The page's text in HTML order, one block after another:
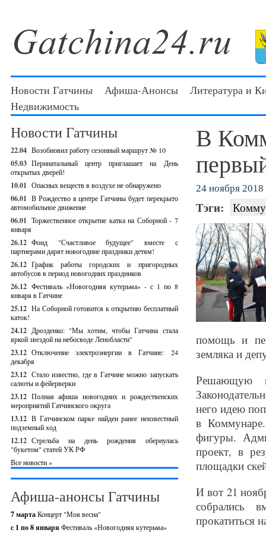
Новости Гатчины Афиша-Анонсы
Литература и
Недвижимость
Новости Гатчины
22.04 Возобновил работу сезонный маршрут № 10
05.03 Перинатальный центр приглашает на День
открытых дверей!
10.01 Опасных веществ в воздухе не обнаружено
06.01 В Рождество в центре Гатчины будет перекрыто
автомобильное движение
06.01 Торжественное открытие катка на Соборной - 7
января
26.12 Фонд "Счастливое будущее" вместе с
партнерами дарят новогодние праздники детям!
26.12 График работы городских и пригородных
автобусов в период новогодних праздников
26.12 Фестиваль «Новогодняя кутерьма» - с 1 по 8
января в Гатчине
25.12 На Соборной готовится к открытию бесплатный
каток!
24.12 Дрозденко: "Мы хотим, чтобы Гатчина стала
яркой звездой на небосводе Ленобласти"
23.12 Отключение электроэнергии в Гатчине: 24
декабря
23.12 Стало известно, где в Гатчине можно запускать
салюты и фейерверки
23.12 Полная афиша новогодних и рождественских
мероприятий Гатчинского округа
13.12 В Гатчинском парке найден ранее неизвестный
подземный ход
12.12 Стрельба на день рождения обернулась
"букетом" статей УК РФ
Все новости »
Афиша-анонсы Гатчины
7 мартаКонцерт "Моя весна"
с 1 по 8 января Фестиваль «Новогодняя кутерьма»
В
24 ноября 2018
Тэги:
помощь и
земляка и
Решающую
него идею
в
фигуры.
проект, в
площадки
И вот 21
собрались
прокатиться